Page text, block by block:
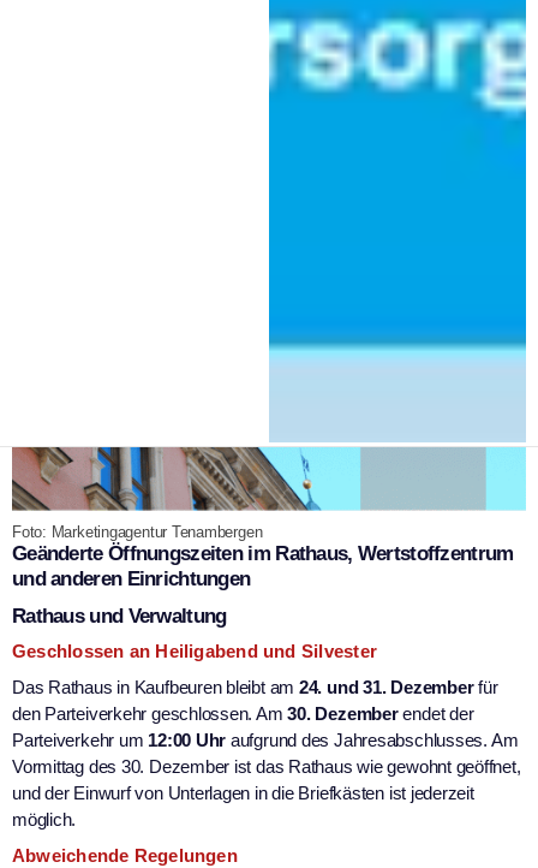
Sonderöffnungszeiten in
Kaufbeuren: Das sollten Sie
zwischen Weihnachten und
Foto: Marketingagentur Tenambergen
Geänderte Öffnungszeiten im Rathaus, Wertstoffzentrum
und anderen Einrichtungen
Rathaus und Verwaltung
Geschlossen an Heiligabend und Silvester
Das Rathaus in Kaufbeuren bleibt am 24. und 31. Dezemberfür
den Parteiverkehr geschlossen. Am30. Dezemberendet der
Parteiverkehr um 12:00 Uhr aufgrund des Jahresabschlusses. Am
Vormittag des 30. Dezember ist das Rathaus wie gewohnt geöffnet,
und der Einwurf von Unterlagen in die Briefkästen ist jederzeit
möglich.
Abweichende Regelungen